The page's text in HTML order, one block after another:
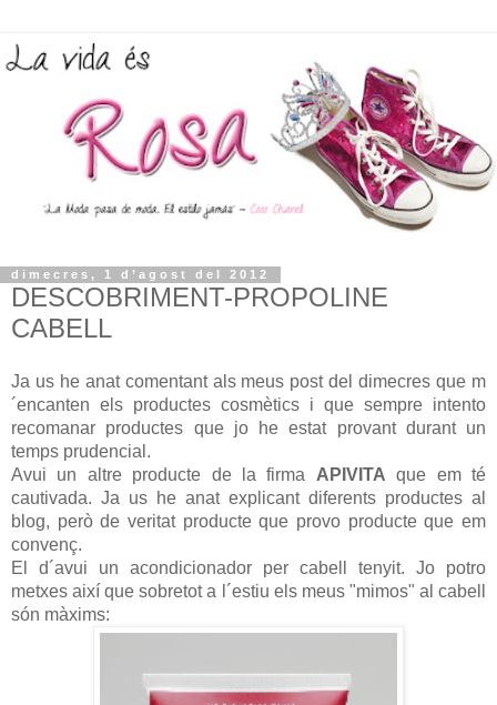
dimecres, 1 d’agost del 2012
DESCOBRIMENT-PROPOLINE
CABELL
Ja us he anat comentant als meus post del dimecres que m
´encanten els productes cosmètics i que sempre intento
recomanar productes que jo he estat provant durant un
temps prudencial.
Avui un altre producte de la firma APIVITA que em té
cautivada. Ja us he anat explicant diferents productes al
blog, però de veritat producte que provo producte que em
convenç.
El d´avui un acondicionador per cabell tenyit. Jo potro
metxes així que sobretot a l´estiu els meus "mimos" al cabell
són màxims: